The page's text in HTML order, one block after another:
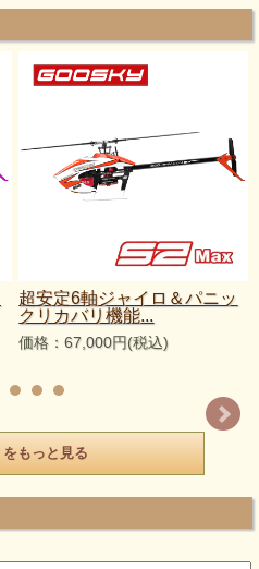
超安定6軸ジャイロ＆パニッ
クリカバリ機能...
価格：67,000円(税込)
新着商品 をもっと見る